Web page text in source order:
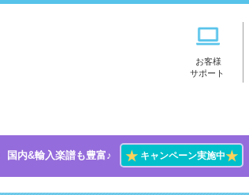
お客様
サポート
国内&輸入楽譜も豊富♪ ★キャンペーン実施中★